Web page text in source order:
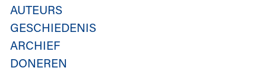
AUTEURS
GESCHIEDENIS
ARCHIEF
DONEREN